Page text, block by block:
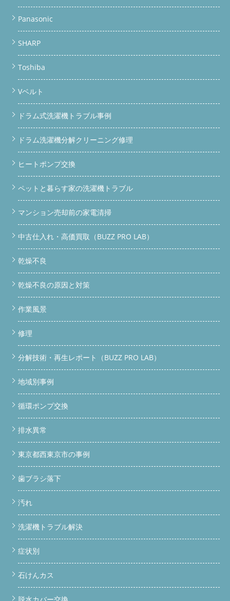
Panasonic
SHARP
Toshiba
Vベルト
ドラム式洗濯機トラブル事例
ドラム洗濯機分解クリーニング修理
ヒートポンプ交換
ペットと暮らす家の洗濯機トラブル
マンション売却前の家電清掃
中古仕入れ・高価買取（BUZZ PRO LAB）
乾燥不良
乾燥不良の原因と対策
作業風景
修理
分解技術・再生レポート（BUZZ PRO LAB）
地域別事例
循環ポンプ交換
排水異常
東京都西東京市の事例
歯ブラシ落下
汚れ
洗濯機トラブル解決
症状別
石けんカス
脱水カバー交換